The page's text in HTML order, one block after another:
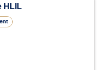
HLIL